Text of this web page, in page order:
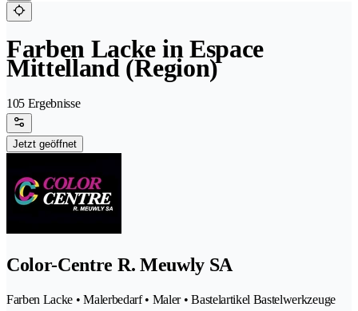
Farben Lacke in Espace
Mittelland (Region)
105 Ergebnisse
Jetzt geöffnet
Color-Centre R. Meuwly SA
Farben Lacke • Malerbedarf • Maler • Bastelartikel Bastelwerkzeuge